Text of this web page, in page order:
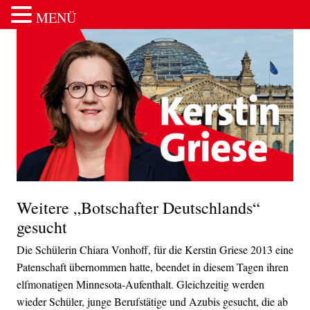
Zum Inhalt springen
Weitere „Botschafter Deutschlands“
gesucht
Die Schülerin Chiara Vonhoff, für die Kerstin Griese 2013 eine
Patenschaft übernommen hatte, beendet in diesem Tagen ihren
elfmonatigen Minnesota-Aufenthalt. Gleichzeitig werden
wieder Schüler, junge Berufstätige und Azubis gesucht, die ab
MENÜ